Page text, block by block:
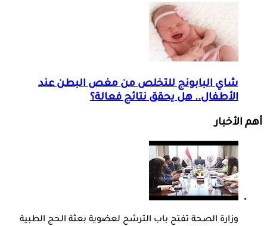
شاي البابونج للتخلص من مغص البطن عند
الأطفال.. هل يحقق نتائج فعالة؟
أهم الأخبار
وزارة الصحة تفتح باب الترشح لعضوية بعثة الحج الطبية